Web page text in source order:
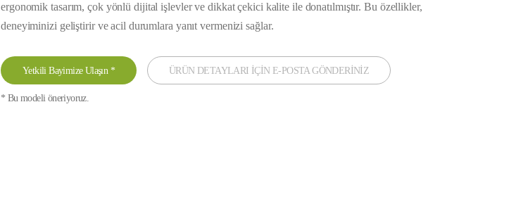
ergonomik tasarım, çok yönlü dijital işlevler ve dikkat çekici kalite ile donatılmıştır. Bu özellikler,
deneyiminizi geliştirir ve acil durumlara yanıt vermenizi sağlar.
Yetkili Bayimize Ulaşın* ÜRÜN DETAYLARI İÇİN E-POSTA GÖNDERİNİZ
* Bu modeli öneriyoruz.